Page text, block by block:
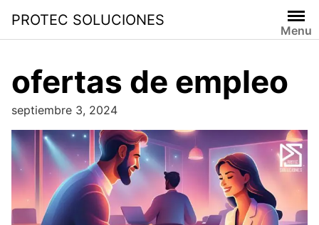
PROTEC SOLUCIONES
Menu
ofertas de empleo
septiembre 3, 2024